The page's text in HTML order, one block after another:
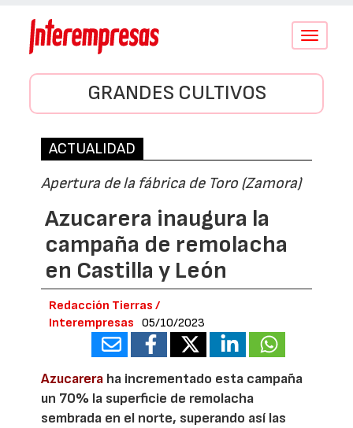
Conmutar
GRANDES CULTIVOS
ACTUALIDAD
Apertura de la fábrica de Toro (Zamora)
Azucarera inaugura la
campaña de remolacha
en Castilla y León
Redacción Tierras /
Interempresas
05/10/2023
Azucarera ha incrementado esta campaña
un 70% la superficie de remolacha
sembrada en el norte, superando así las